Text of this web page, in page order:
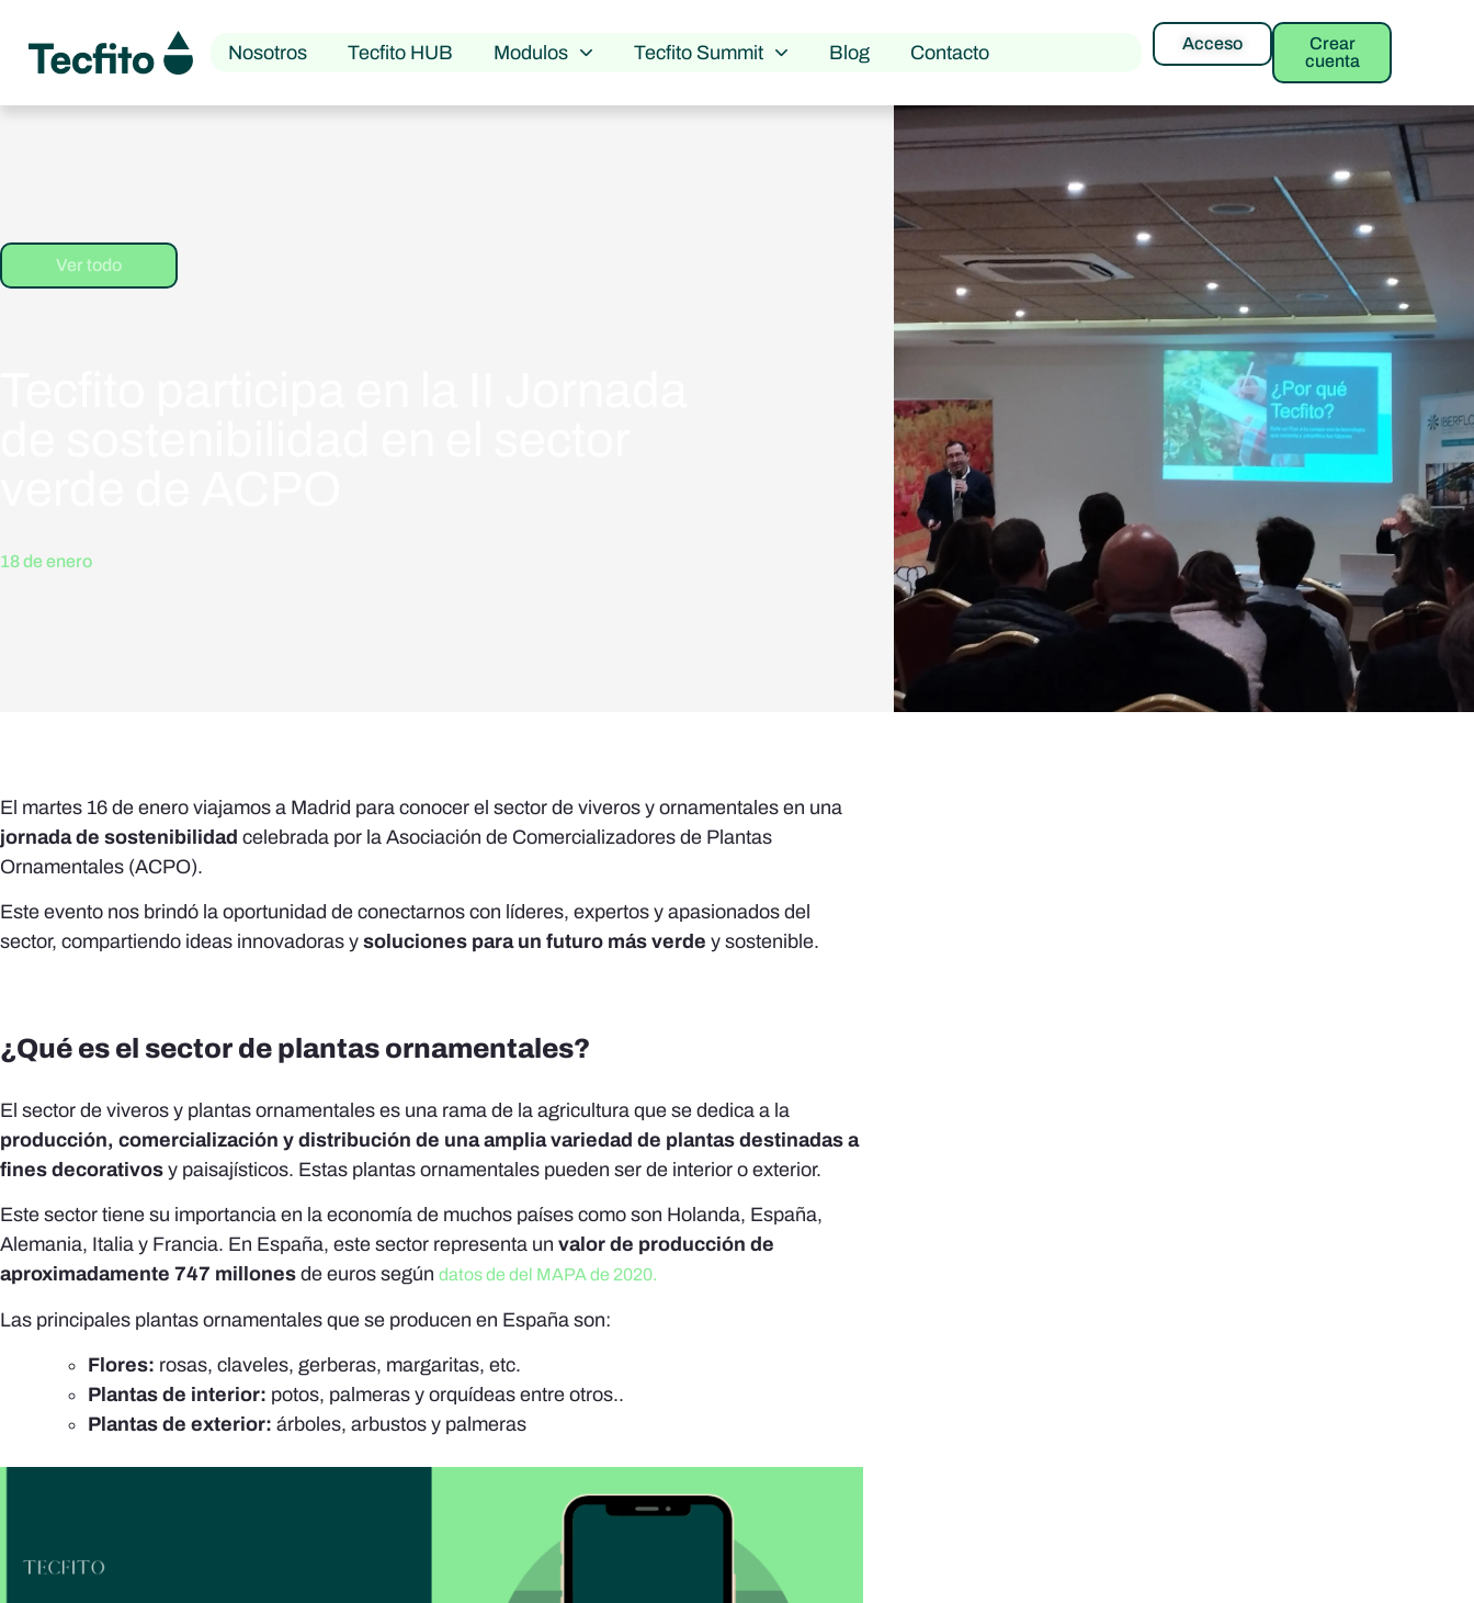
Nosotros Tecfito HUB Modulos Tecfito Summit Blog Contacto Acceso
Crear
cuenta
Ver todo
18 de enero
El martes 16 de enero viajamos a Madrid para conocer el sector de viveros y ornamentales en una
jornada de sostenibilidad celebrada por la Asociación de Comercializadores de Plantas
Ornamentales (ACPO).
Este evento nos brindó la oportunidad de conectarnos con líderes, expertos y apasionados del
sector, compartiendo ideas innovadoras y soluciones para un futuro más verde y sostenible.
¿Qué es el sector de plantas ornamentales?
El sector de viveros y plantas ornamentales es una rama de la agricultura que se dedica a la
producción, comercialización y distribución de una amplia variedad de plantas destinadas a
fines decorativos y paisajísticos. Estas plantas ornamentales pueden ser de interior o exterior.
Este sector tiene su importancia en la economía de muchos países como son Holanda, España,
Alemania, Italia y Francia. En España, este sector representa un valor de producción de
aproximadamente 747 millones de euros según datos de del MAPA de 2020.
Las principales plantas ornamentales que se producen en España son:
Flores: rosas, claveles, gerberas, margaritas, etc.
Plantas de interior: potos, palmeras y orquídeas entre otros..
Plantas de exterior: árboles, arbustos y palmeras